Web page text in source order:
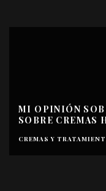
MI OPINIÓN
SOBRE CREMAS
CREMAS Y